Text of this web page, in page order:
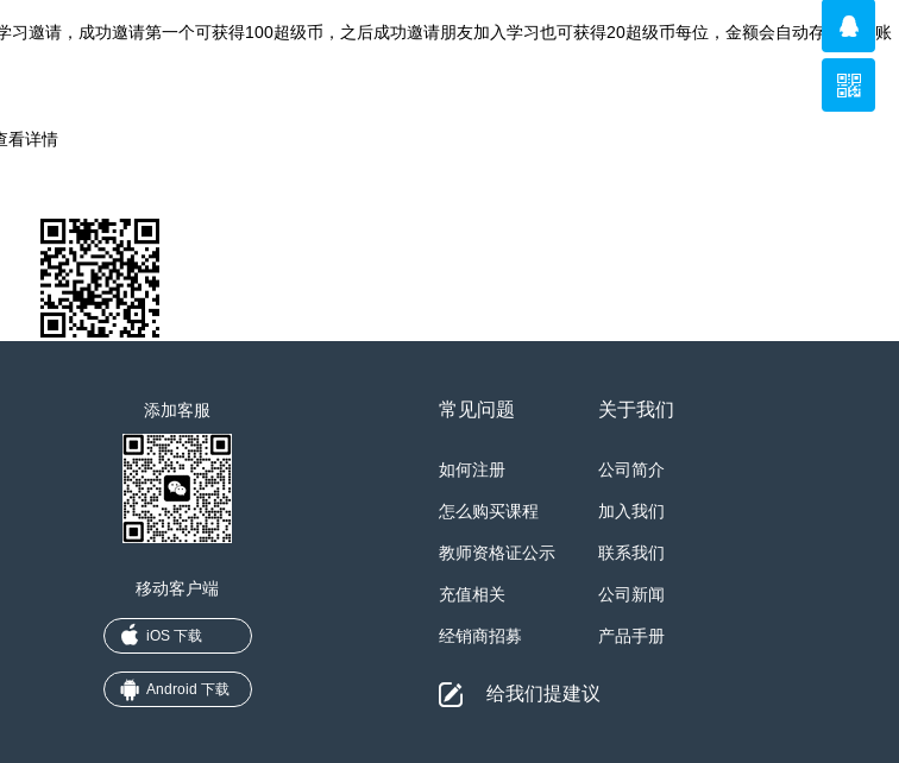
邀请，成功邀请第一个可获得100超级币，之后成功邀请朋友加入学习也可获得20超级币每位，金额会自动存入您的账
看详情
添加客服
移动客户端
iOS 下载
Android 下载
常见问题
如何注册
怎么购买课程
教师资格证公示
充值相关
经销商招募
关于我们
公司简介
加入我们
联系我们
公司新闻
产品手册
给我们提建议